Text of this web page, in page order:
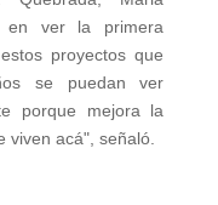
en ver la primera
proyectos que
se puedan ver
porque mejora la
viven acá", señaló.